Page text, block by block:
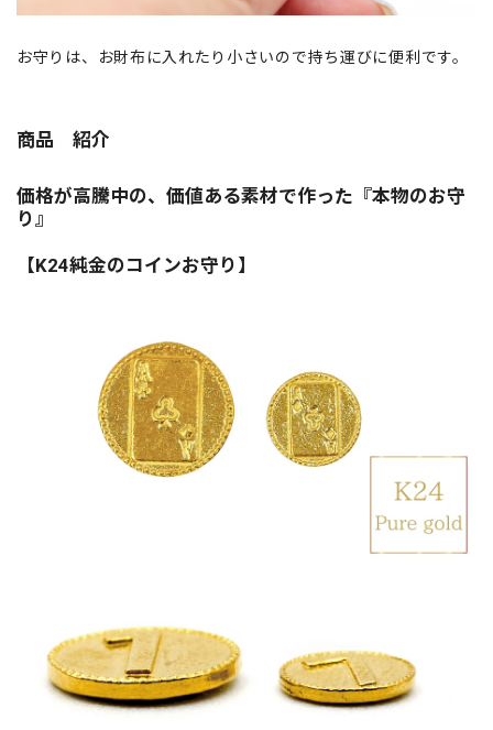
お守りは、お財布に入れたり小さいので持ち運びに便利です。
商品 紹介
価格が高騰中の、価値ある素材で作った『本物のお守
り』
【K24純金のコインお守り】